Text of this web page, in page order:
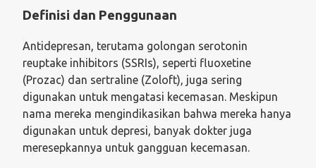
Definisi dan Penggunaan
Antidepresan, terutama golongan serotonin
reuptake inhibitors (SSRIs), seperti fluoxetine
(Prozac) dan sertraline (Zoloft), juga sering
digunakan untuk mengatasi kecemasan. Meskipun
nama mereka mengindikasikan bahwa mereka hanya
digunakan untuk depresi, banyak dokter juga
meresepkannya untuk gangguan kecemasan.